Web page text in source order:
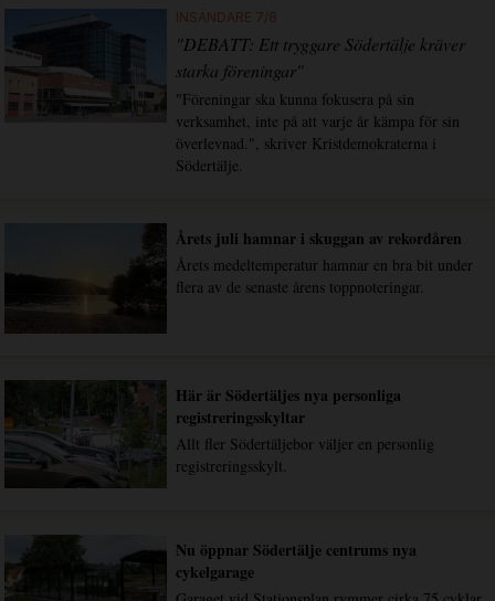
INSÄNDARE 7/8
"DEBATT: Ett tryggare Södertälje kräver
starka föreningar"
"Föreningar ska kunna fokusera på sin
verksamhet, inte på att varje år kämpa för sin
överlevnad.", skriver Kristdemokraterna i
Södertälje.
Årets juli hamnar i skuggan av rekordåren
Årets medeltemperatur hamnar en bra bit under
flera av de senaste årens toppnoteringar.
Här är Södertäljes nya personliga
registreringsskyltar
Allt fler Södertäljebor väljer en personlig
registreringsskylt.
Nu öppnar Södertälje centrums nya
cykelgarage